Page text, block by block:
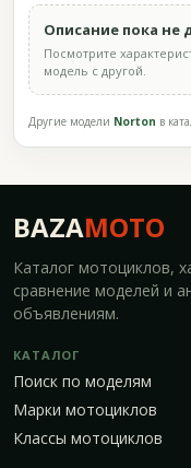
Описание пока не
Посмотрите
модель с другой.
Другие модели Norton в
BAZAMOTO
Каталог мотоциклов,
сравнение моделей и
объявлениям.
КАТАЛОГ
Поиск по моделям
Марки мотоциклов
Классы мотоциклов